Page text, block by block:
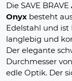
Die SAVE BRAVE
Onyx besteht
Edelstahl und ist
langlebig und
Der elegante
Durchmesser
edle Optik. Der